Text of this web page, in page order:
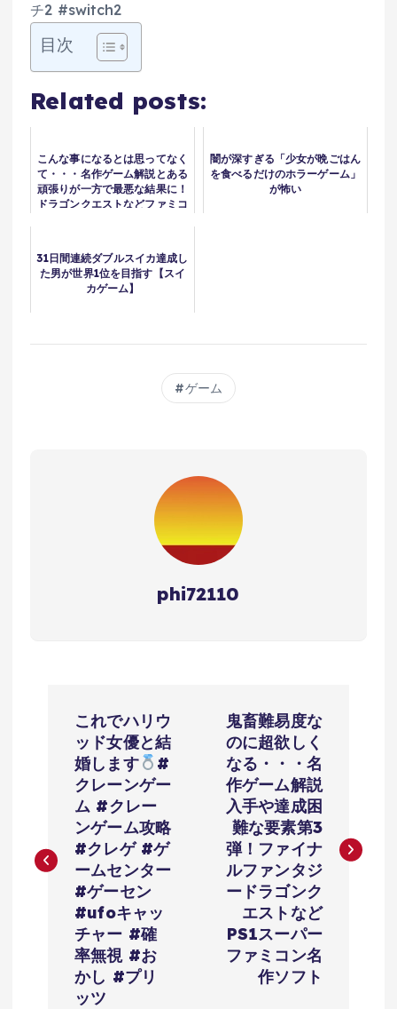
チ2 #switch2
目次
Related posts:
こんな事になるとは思ってなく
て・・・名作ゲーム解説とある
頑張りが一方で最悪な結果に！
ドラゴンクエストなどファミコ
闇が深すぎる「少女が晩ごはん
を食べるだけのホラーゲーム」
が怖い
31日間連続ダブルスイカ達成し
た男が世界1位を目指す【スイ
カゲーム】
ゲーム
phi72110
ゲ
これでハリウ
ッド女優と結
婚します
#
クレーンゲー
ム #クレー
ンゲーム攻略
#クレゲ #ゲ
ームセンター
#ゲーセン
#ufoキャッ
チャー #確
率無視 #お
かし #プリ
ッツ
鬼畜難易度な
のに超欲しく
なる・・・名
作ゲーム解説
入手や達成困
難な要素第3
弾！ファイナ
ルファンタジ
ードラゴンク
エストなど
PS1スーパー
ファミコン名
作ソフト